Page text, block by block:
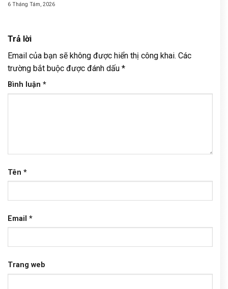
6 Tháng Tám, 2026
Trả lời
Email của bạn sẽ không được hiển thị công khai. Các
trường bắt buộc được đánh dấu *
Bình luận *
Tên *
Email *
Trang web